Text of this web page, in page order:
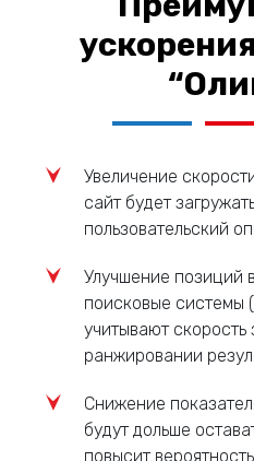
Увеличение
сайт будет
пользовательский
Улучшение позиций
поисковые системы
учитывают скорость
ранжировании
Снижение
будут дольше
повысит